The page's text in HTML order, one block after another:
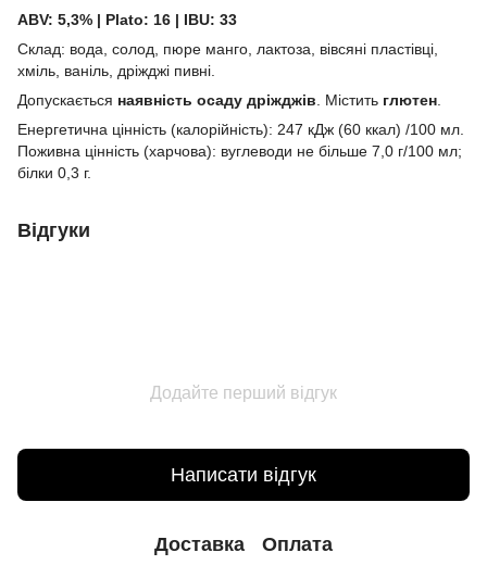
ABV: 5,3% | Plato: 16 | IBU: 33
Склад: вода, солод, пюре манго, лактоза, вівсяні пластівці,
хміль, ваніль, дріжджі пивні.
Допускається наявність осаду дріжджів . Містить глютен
Енергетична цінність (калорійність): 247 кДж (60 ккал) /100 мл.
Поживна цінність (харчова): вуглеводи не більше 7,0 г/100 мл;
білки 0,3 г.
Відгуки
Додайте перший відгук
Написати відгук
Доставка Оплата